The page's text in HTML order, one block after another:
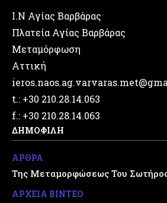
Ι.Ν Αγίας Βαρβάρας
Πλατεία Αγίας Βαρβάρας
Μεταμόρφωση
Αττική
t.: +30 210.28.14.063
f.: +30 210.28.14.063
ΔΗΜΟΦΙΛΗ
ΑΡΘΡΑ
Της Μεταμορφώσεως Του
ΑΡΧΕΙΑ ΒΙΝΤΕΟ